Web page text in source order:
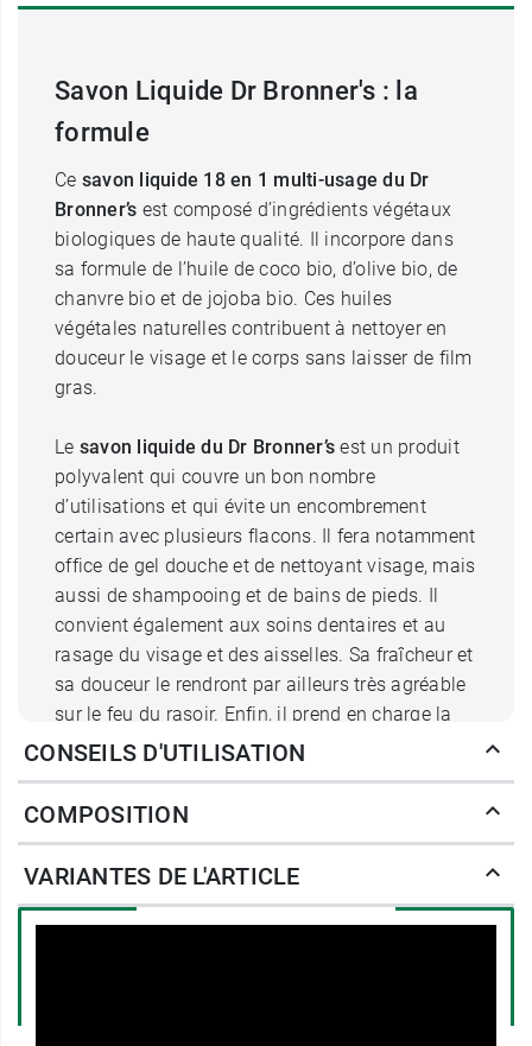
Savon Liquide Dr Bronner's : la
formule
Ce savon liquide 18 en 1 multi-usage du Dr
Bronner’s est composé d’ingrédients végétaux
biologiques de haute qualité. Il incorpore dans
sa formule de l’huile de coco bio, d’olive bio, de
chanvre bio et de jojoba bio. Ces huiles
végétales naturelles contribuent à nettoyer en
douceur le visage et le corps sans laisser de film
gras.
Le savon liquide du Dr Bronner’s est un produit
polyvalent qui couvre un bon nombre
d’utilisations et qui évite un encombrement
certain avec plusieurs flacons. Il fera notamment
office de gel douche et de nettoyant visage, mais
aussi de shampooing et de bains de pieds. Il
convient également aux soins dentaires et au
rasage du visage et des aisselles. Sa fraîcheur et
sa douceur le rendront par ailleurs très agréable
sur le feu du rasoir. Enfin, il prend en charge la
vaisselle, que ce soit à la main ou en machine, le
en tant que pesticide.
La grande neutralité des ingrédients choisis pour
cesavon liquide Dr Bronner's multi-usage
fait un produit de soin adapté aux enfants à
CONSEILS D'UTILISATION
COMPOSITION
VARIANTES DE L'ARTICLE